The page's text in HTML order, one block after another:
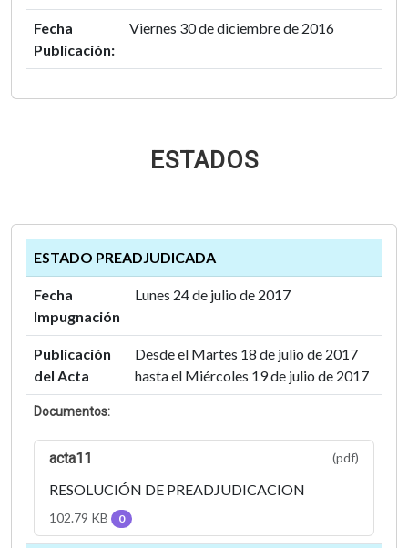
Fecha
Publicación:
Viernes 30 de diciembre de 2016
ESTADOS
ESTADO PREADJUDICADA
Fecha
Impugnación
Lunes 24 de julio de 2017
Publicación
del Acta
Desde el Martes 18 de julio de 2017
hasta el Miércoles 19 de julio de 2017
Documentos:
acta11 (pdf)
RESOLUCIÓN DE PREADJUDICACION
102.79 KB 0